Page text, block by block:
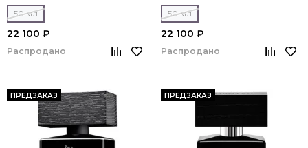
50 мл
22 100 ₽
Распродано
50 мл
22 100 ₽
Распродано
ПРЕДЗАКАЗ ПРЕДЗАКАЗ